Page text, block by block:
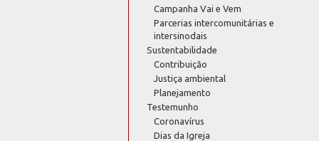
Campanha Vai e Vem
Parcerias intercomunitárias e
intersinodais
Sustentabilidade
Contribuição
Justiça ambiental
Planejamento
Testemunho
Coronavírus
Dias da Igreja